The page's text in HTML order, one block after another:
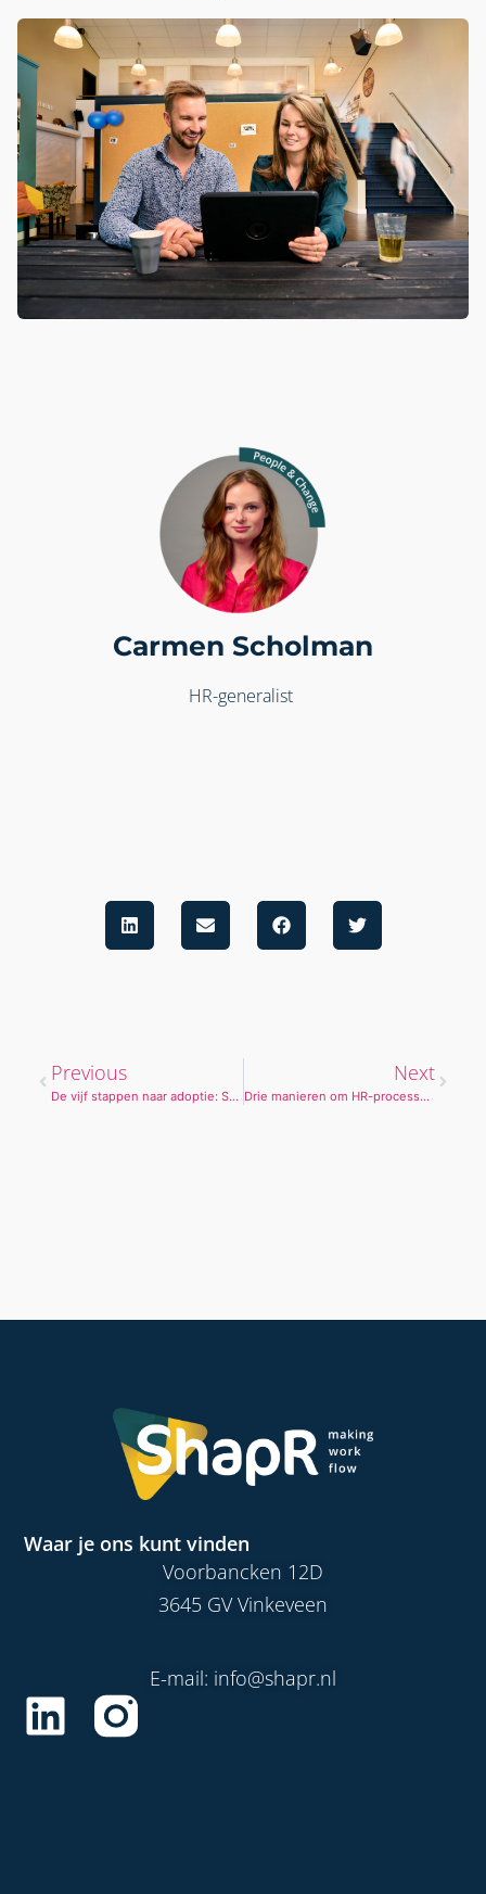
Carmen Scholman
HR-generalist
Previous
De vijf stappen naar adoptie: ShapR stijl!
Next
Drie manieren om HR-processen te optimaliseren​
Waar je ons kunt vinden
Voorbancken 12D
3645 GV Vinkeveen
E-mail: info@shapr.nl